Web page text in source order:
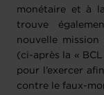
monétaire et à
trouve
nouvelle
(ci-après la «
pour l’exercer
contre le faux-